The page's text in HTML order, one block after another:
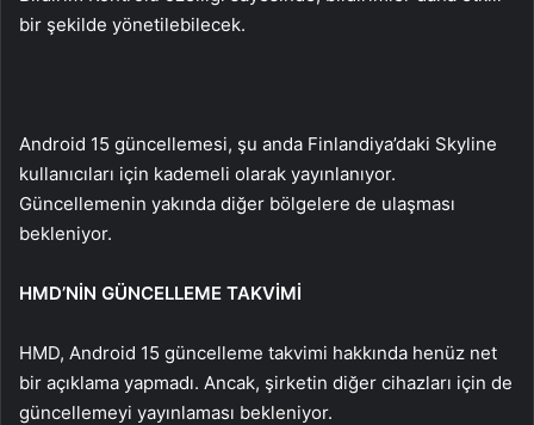
bir şekilde yönetilebilecek.
Android 15 güncellemesi, şu anda Finlandiya’daki Skyline
kullanıcıları için kademeli olarak yayınlanıyor.
Güncellemenin yakında diğer bölgelere de ulaşması
bekleniyor.
HMD’NİN GÜNCELLEME TAKVİMİ
HMD, Android 15 güncelleme takvimi hakkında henüz net
bir açıklama yapmadı. Ancak, şirketin diğer cihazları için de
güncellemeyi yayınlaması bekleniyor.